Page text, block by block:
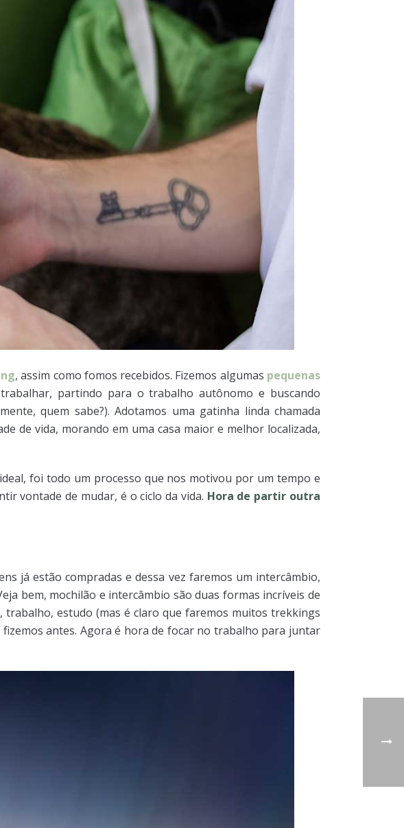
, assim como fomos recebidos. Fizemos algumas pequenas
partindo para o trabalho autônomo e buscando
quem sabe?). Adotamos uma gatinha linda chamada
de vida, morando em uma casa maior e melhor localizada,
foi todo um processo que nos motivou por um tempo e
vontade de mudar, é o ciclo da vida. Hora de partir outra
já estão compradas e dessa vez faremos um intercâmbio,
bem, mochilão e intercâmbio são duas formas incríveis de
trabalho, estudo (mas é claro que faremos muitos trekkings
antes. Agora é hora de focar no trabalho para juntar